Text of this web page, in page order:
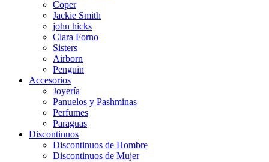
Cōper
Jackie Smith
john hicks
Clara Forno
Sisters
Airborn
Penguin
Accesorios
Joyería
Panuelos y Pashminas
Perfumes
Paraguas
Discontinuos
Discontinuos de Hombre
Discontinuos de Mujer